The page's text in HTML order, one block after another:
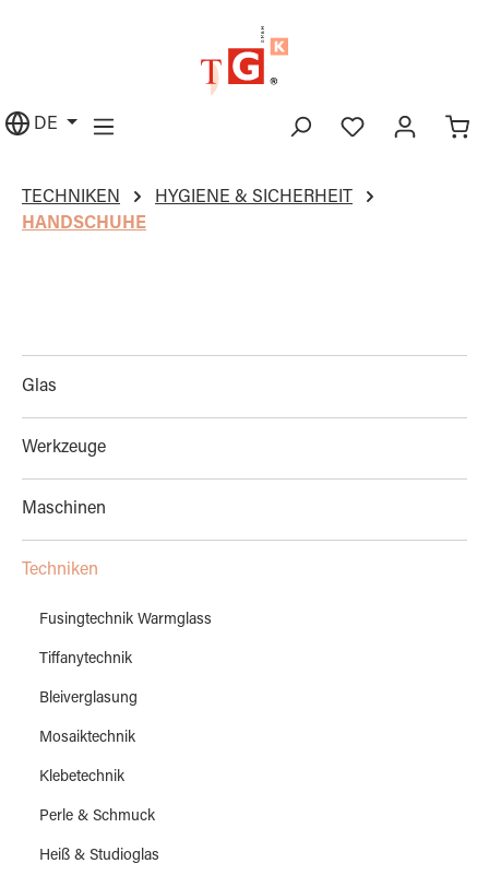
DE
TECHNIKEN
HYGIENE & SICHERHEIT
HANDSCHUHE
Glas
Werkzeuge
Maschinen
Techniken
Fusingtechnik Warmglass
Tiffanytechnik
Bleiverglasung
Mosaiktechnik
Klebetechnik
Perle & Schmuck
Heiß & Studioglas